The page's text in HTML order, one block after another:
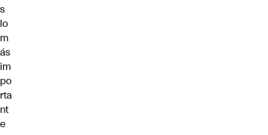
s
lo
m
ás
im
po
rta
nt
e